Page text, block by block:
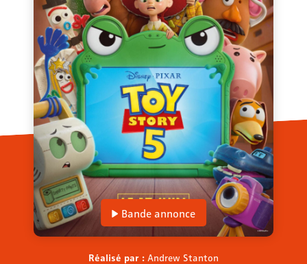
Bande annonce
Réalisé par : Andrew Stanton